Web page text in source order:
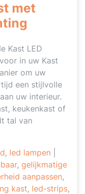
met
Kast LED
in uw Kast
om uw
een stijlvolle
uw interieur.
keukenkast of
tal van
, led lampen
, gelijkmatige
aanpassen,
kast, led-strips,